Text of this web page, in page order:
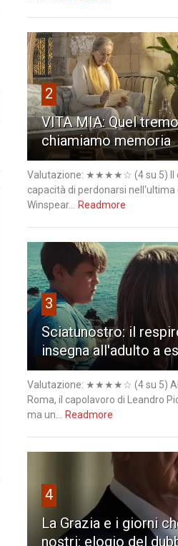
2
VITA MIA: Quel
chiamiamo memoria
Valutazione: ★★★★☆ (4 su 5) Il
capacità di perdonarsi nell'ultima
Winspear...
Readmore
3
Sciatunostro: il
insegna all'adulto a
Valutazione: ★★★★☆ (4 su 5)
Roma, il capolavoro di Leandro
ma un...
Readmore
4
La Grazia e i giorni
nostri: elogio del